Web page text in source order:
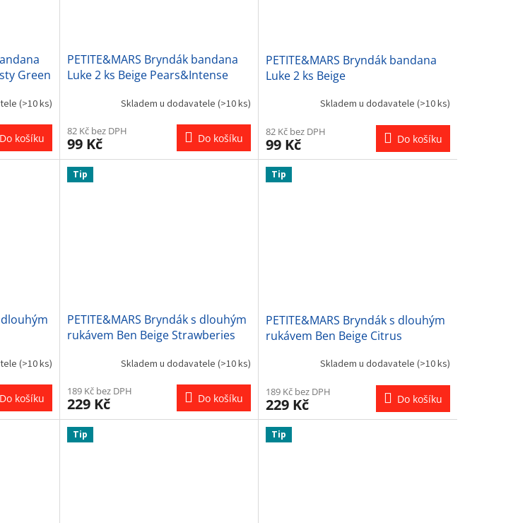
Green
(>10 ks)
Do košíku
PETITE&MARS Bryndák bandana
Luke 2 ks Beige Pears&Intense
Skladem u dodavatele (>10 ks)
82 Kč bez DPH
99 Kč Do košíku
PETITE&MARS Bryndák bandana
Luke 2 ks Beige
Skladem u dodavatele (>10 ks)
82 Kč bez DPH
99 Kč Do košíku
dlouhým
(>10 ks)
Do košíku
Tip
PETITE&MARS Bryndák s dlouhým
rukávem Ben Beige Strawberies
Skladem u dodavatele (>10 ks)
189 Kč bez DPH
229 Kč Do košíku
Tip
PETITE&MARS Bryndák s dlouhým
rukávem Ben Beige Citrus
Skladem u dodavatele (>10 ks)
189 Kč bez DPH
229 Kč Do košíku
Tip Tip